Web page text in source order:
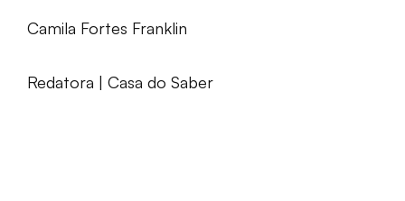
Camila Fortes Franklin
Redatora | Casa do Saber